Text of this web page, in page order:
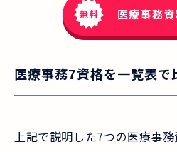
医療事務
医療事務7資格を一覧表で
上記で説明した7つの医療事務